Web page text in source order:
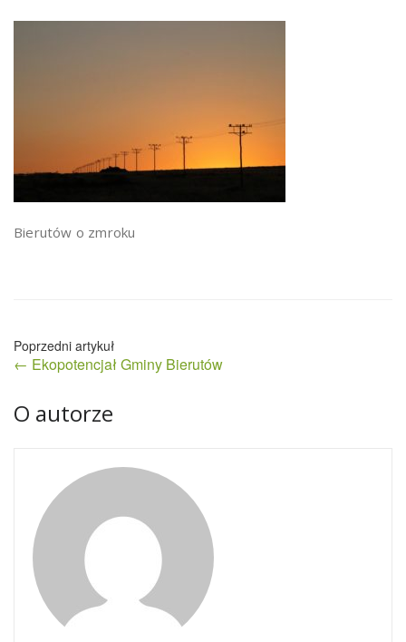
Bierutów o zmroku
Nawigacja
wpisu
← Ekopotencjał Gminy Bierutów
O autorze